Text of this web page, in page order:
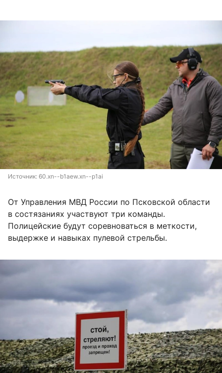
Источник: 60.xn--b1aew.xn--p1ai
От Управления МВД России по Псковской области
в состязаниях участвуют три команды.
Полицейские будут соревноваться в меткости,
выдержке и навыках пулевой стрельбы.